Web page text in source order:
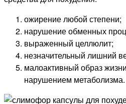
ожирение любой степени;
нарушение обменных
выраженный целлюлит;
незначительный лишний
малоактивный образ
нарушением метаболизма.